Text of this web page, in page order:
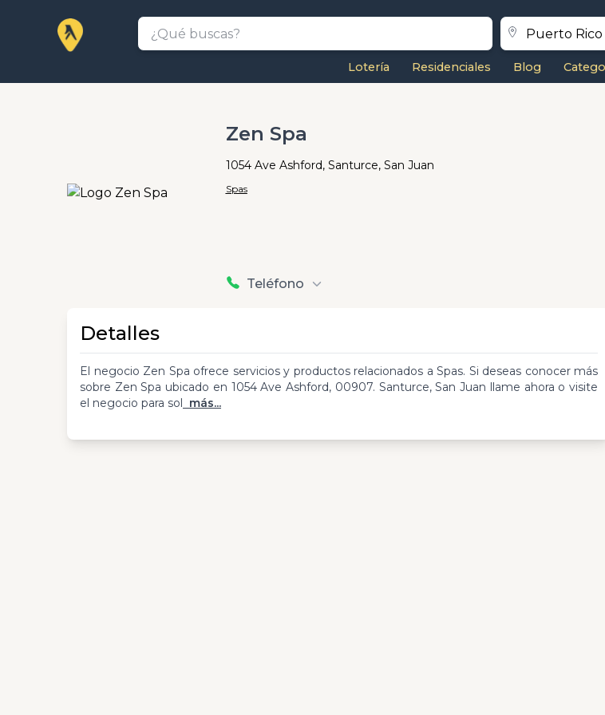
Lotería Residenciales Blog
Zen Spa
1054 Ave Ashford, Santurce, San Juan
Spas
Teléfono
Detalles
El negocio Zen Spa ofrece servicios y productos relacionados a Spas. Si deseas conocer más
sobre Zen Spa ubicado en 1054 Ave Ashford, 00907. Santurce, San Juan llame ahora o visite
el negocio para sol más...